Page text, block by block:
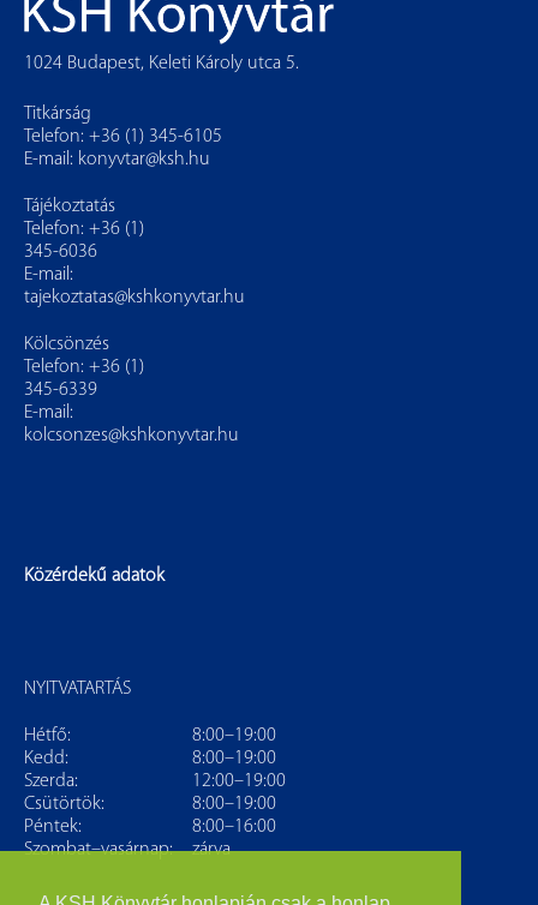
1024 Budapest, Keleti Károly utca 5.
Titkárság
Telefon: +36 (1) 345-6105
E-mail: konyvtar@ksh.hu
Tájékoztatás
Telefon: +36 (1)
345-6036
E-mail:
tajekoztatas@kshkonyvtar.hu
Kölcsönzés
Telefon: +36 (1)
345-6339
E-mail:
kolcsonzes@kshkonyvtar.hu
Közérdekű adatok
NYITVATARTÁS
Hétfő:
8:00–19:00
Kedd:
8:00–19:00
Szerda:
12:00–19:00
Csütörtök:
8:00–19:00
Péntek:
8:00–16:00
Szombat–vasárnap:
zárva